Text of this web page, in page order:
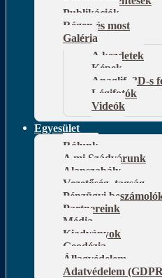
Publikációk
Régen és most
Galéria
A kezdetek
Képek
Anaglif, 3D-s
Légifotók
Videók
Egyesület
Rólunk
A mi Szádvárunk
Alapszabály
Vezetőség, tagság
Pénzügyi
Partnereink
Média
Kiadványok
Geodézia
Állagvédelem
Adatvédelem